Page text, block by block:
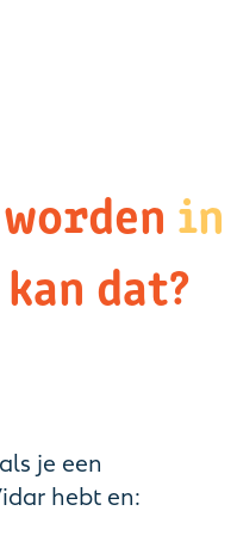
in
kan dat?
je een
hebt en: